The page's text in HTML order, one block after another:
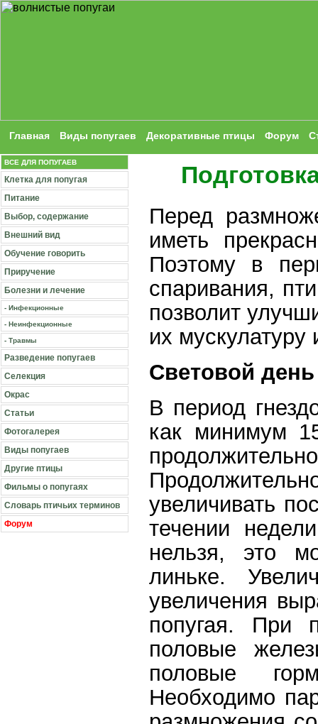
Главная Виды попугаев Декоративные птицы Форум
ВСЕ ДЛЯ ПОПУГАЕВ
Клетка для попугая
Питание
Выбор, содержание
Внешний вид
Обучение говорить
Приручение
Болезни и лечение
- Инфекционные
- Неинфекционные
- Травмы
Разведение попугаев
Селекция
Окрас
Статьи
Фотогалерея
Виды попугаев
Другие птицы
Фильмы о попугаях
Словарь птичьих терминов
Форум
Перед
иметь
Поэтому в
спаривания,
позволит
их мускулатуру
Световой день
В период
как минимум
увеличивать
течении
нельзя, это
линьке.
увеличения
попугая. При
половые
половые
Необходимо